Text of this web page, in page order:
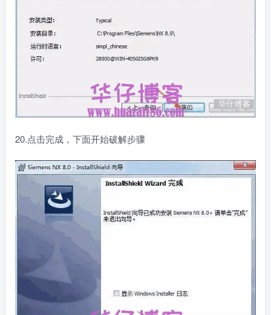
20.点击完成，下面开始破解步骤